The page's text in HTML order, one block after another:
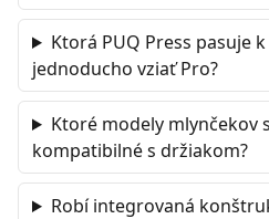
Ktorá PUQ Press pasuje
jednoducho vziať Pro?
Ktoré modely mlynčekov
kompatibilné s držiakom?
Robí integrovaná